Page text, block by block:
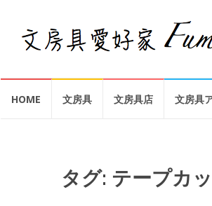
HOME 文房具 文房具店 文房具
タグ: テープカ